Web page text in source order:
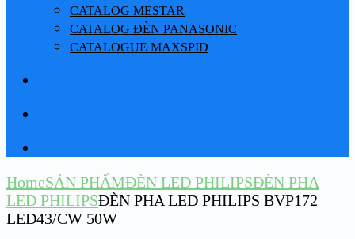
CATALOG MESTAR
CATALOG ĐÈN PANASONIC
CATALOGUE MAXSPID
HomeSẢN PHẨMĐÈN LED PHILIPSĐÈN PHA
LED PHILIPSĐÈN PHA LED PHILIPS BVP172
LED43/CW 50W